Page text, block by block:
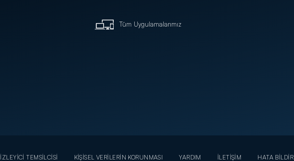
Tüm Uygulamalarımız
İZLEYİCİ TEMSİLCİSİ KİŞİSEL VERİLERİN KORUNMASI YARDIM İLETİŞİM HATA BİLDİR